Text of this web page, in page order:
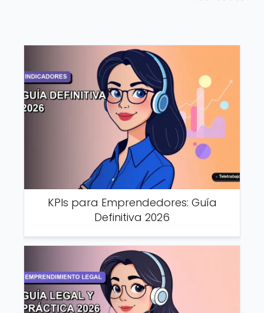
KPIs para Emprendedores: Guía
Definitiva 2026